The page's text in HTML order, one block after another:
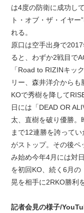
は4度の防衛に成功し
ト・オブ・ザ・イヤ
れる。
原口は空手出身で
ると、わずか2戦目で
「Road to RIZINキッ
リー、森井洋介から
KOで秀樹を降して
日には「DEAD OR
太、直樹を破り優勝。
まで12連勝を誇って
がストップ。その後ペ
み始め今年4月には対
を初回KO、続く6月
晃を相手に2RKO勝利
記者会見の様子/